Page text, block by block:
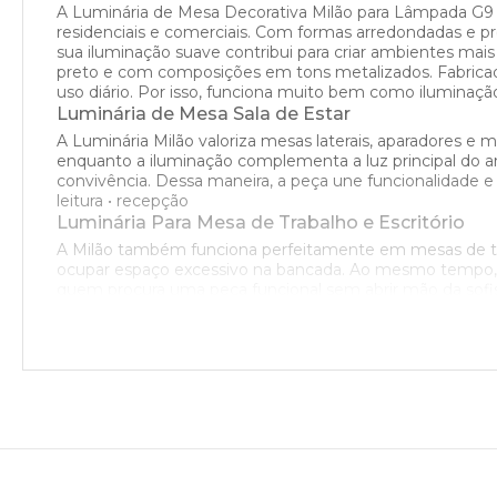
A Luminária de Mesa Decorativa Milão para Lâmpada
residenciais e comerciais. Com formas arredondadas e
sua iluminação suave contribui para criar ambientes
preto e com composições em tons metalizados.
uso diário. Por isso, funciona muito bem como
Luminária de Mesa Sala de Estar
A Luminária Milão valoriza mesas laterais, aparadores
enquanto a iluminação complementa a luz principal do
convivência. Dessa maneira, a peça une funcionalidade
leitura • recepção
Luminária Para Mesa de Trabalho e Escritório
A Milão também funciona perfeitamente em mesas de
ocupar espaço excessivo na bancada. Ao mesmo
A Luminária de Mesa Milão utiliza 1 lâmpada G9 para